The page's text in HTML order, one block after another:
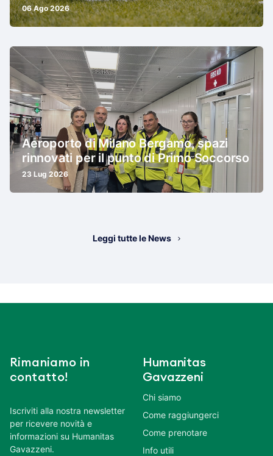
06 Ago 2026
Aeroporto di Milano Bergamo, spazi
rinnovati per il punto di Primo Soccorso
23 Lug 2026
Leggi tutte le News
Rimaniamo in
contatto!
Iscriviti alla nostra newsletter
per ricevere novità e
informazioni su Humanitas
Gavazzeni.
Humanitas
Gavazzeni
Chi siamo
Come raggiungerci
Come prenotare
Info utili